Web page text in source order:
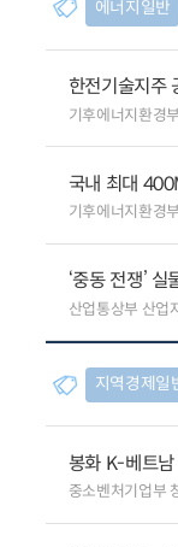
에너지일반
한전기술지주
기후에너지환경
국내 최대
기후에너지환경
‘중동 전쟁’
산업통상부 산업
지역경제일
봉화 K-베트
중소벤처기업부